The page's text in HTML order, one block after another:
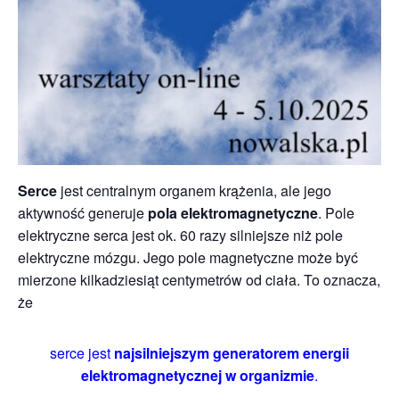
Serce jest centralnym organem krążenia, ale jego
aktywność generuje pola elektromagnetyczne. Pole
elektryczne serca jest ok. 60 razy silniejsze niż pole
elektryczne mózgu. Jego pole magnetyczne może być
mierzone kilkadziesiąt centymetrów od ciała. To oznacza,
że
serce jest najsilniejszym generatorem energii
elektromagnetycznej w organizmie.